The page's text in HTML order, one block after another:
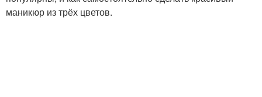
маникюр из трёх цветов.